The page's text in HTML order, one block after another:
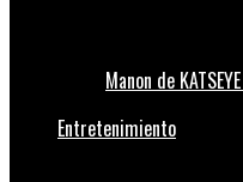
Manon de
Entretenimiento